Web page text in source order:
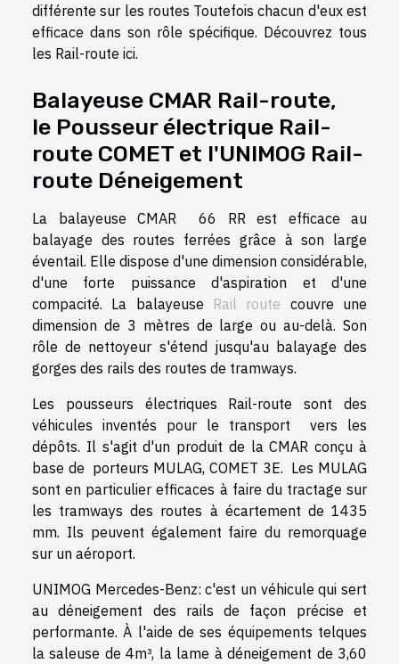
différente sur les routes Toutefois chacun d'eux est
efficace dans son rôle spécifique. Découvrez tous
les Rail-route ici.
Balayeuse CMAR Rail-route,
le Pousseur électrique Rail-
route COMET et l'UNIMOG Rail-
route Déneigement
La balayeuse CMAR 66 RR est efficace au
balayage des routes ferrées grâce à son large
éventail. Elle dispose d'une dimension considérable,
d'une forte puissance d'aspiration et d'une
compacité. La balayeuse Rail route couvre une
dimension de 3 mètres de large ou au-delà. Son
rôle de nettoyeur s'étend jusqu'au balayage des
gorges des rails des routes de tramways.
Les pousseurs électriques Rail-route sont des
véhicules inventés pour le transport vers les
dépôts. Il s'agit d'un produit de la CMAR conçu à
base de porteurs MULAG, COMET 3E. Les MULAG
sont en particulier efficaces à faire du tractage sur
les tramways des routes à écartement de 1435
mm. Ils peuvent également faire du remorquage
sur un aéroport.
UNIMOG Mercedes-Benz: c'est un véhicule qui sert
au déneigement des rails de façon précise et
performante. À l'aide de ses équipements telques
la saleuse de 4m³, la lame à déneigement de 3,60